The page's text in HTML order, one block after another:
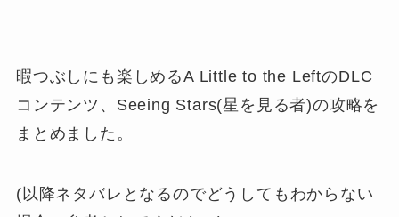
暇つぶしにも楽しめるA Little to the LeftのDLC
コンテンツ、Seeing Stars(星を見る者)の攻略を
まとめました。
(以降ネタバレとなるのでどうしてもわからない